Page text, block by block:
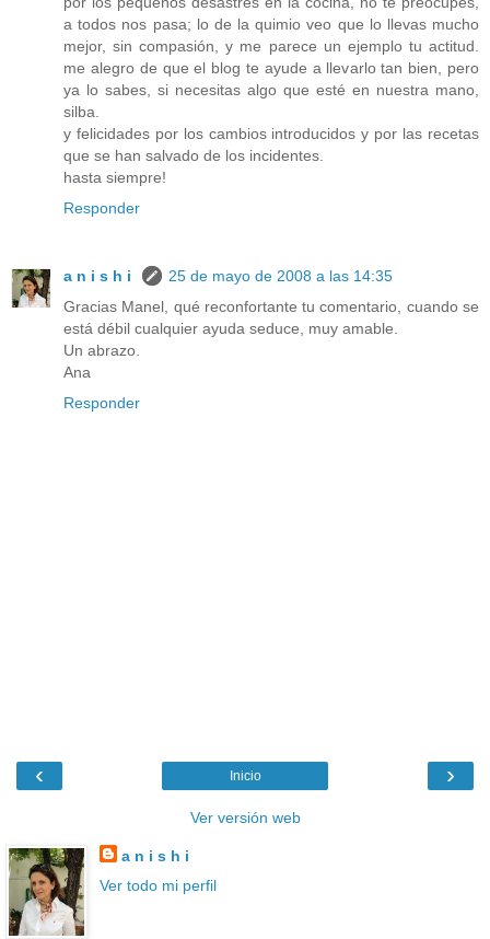
a todos nos pasa; lo de la quimio veo que lo llevas mucho
mejor, sin compasión, y me parece un ejemplo tu actitud.
me alegro de que el blog te ayude a llevarlo tan bien, pero
ya lo sabes, si necesitas algo que esté en nuestra mano,
silba.
y felicidades por los cambios introducidos y por las recetas
que se han salvado de los incidentes.
hasta siempre!
Responder
a n i s h i
25 de mayo de 2008 a las 14:35
Gracias Manel, qué reconfortante tu comentario, cuando se
está débil cualquier ayuda seduce, muy amable.
Un abrazo.
Ana
Responder
‹ ›
Inicio
Ver versión web
a n i s h i
Ver todo mi perfil